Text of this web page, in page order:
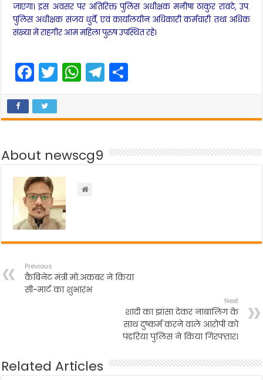
जाएगा। इस अवसर पर अतिरिक्त पुलिस अधीक्षक मनीषा ठाकुर रावटे, उप.
पुलिस अधीक्षक संजय धुर्वे, एवं कार्यालयीन अधिकारी कर्मचारी तथा अधिक
संख्या में राहगीर आम महिला पुरुष उपस्थित रहे।
F
a
c
e
b
o
o
k
T
w
er
W
h
ts
A
p
p
T
el
gr
a
e
About newscg9
Previous
कैबिनेट मंत्री मो.अकबर ने किया
सी-मार्ट का शुभारंभ
Next
शादी का झांसा देकर नाबालिग के
साथ दुष्कर्म करने वाले आरोपी को
पंडरिया पुलिस ने किया गिरफ्तार।
Related Articles